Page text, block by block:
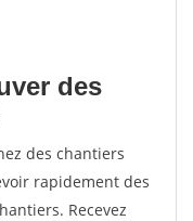
des
des chantiers
rapidement des
Recevez